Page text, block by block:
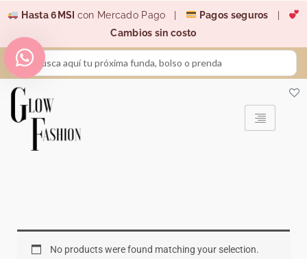
contenido
Hasta 6MSI con Mercado Pago | Pagos seguros
Cambios sin costo
Search
...
No products were found matching your selection.